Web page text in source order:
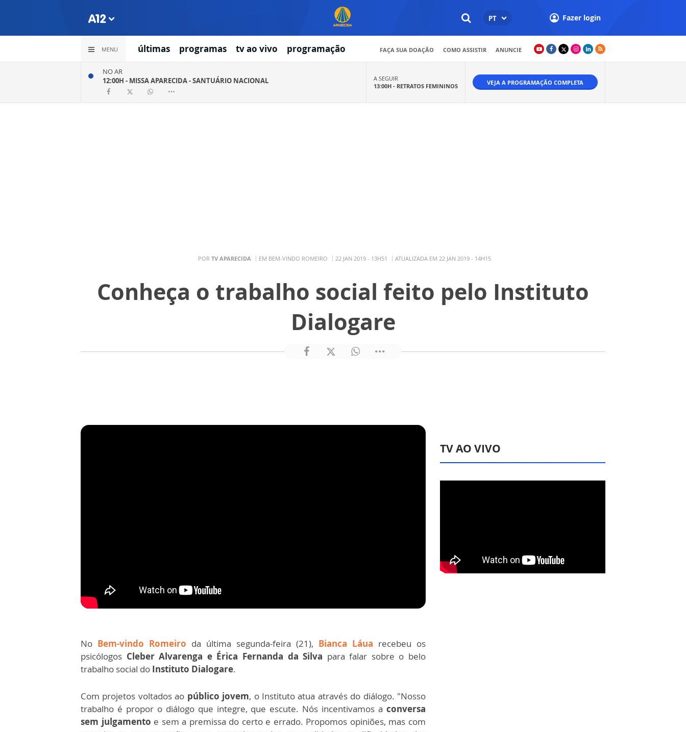
PT Fazer login
MENU últimas programas tv ao vivo programação FAÇA SUA DOAÇÃO COMO ASSISTIR ANUNCIE
NO AR
12:00H - MISSA APARECIDA - SANTUÁRIO NACIONAL
A SEGUIR
13:00H - RETRATOS FEMININOS VEJA A PROGRAMAÇÃO COMPLETA
POR TV APARECIDA EM BEM-VINDO ROMEIRO 22 JAN 2019 - 13H51 ATUALIZADA EM 22 JAN 2019 - 14H15
Conheça o trabalho social feito pelo Instituto
Dialogare
No Bem-vindo Romeiro da última segunda-feira (21), Bianca Láua recebeu os
psicólogos Cleber Alvarenga e Érica Fernanda da Silva para falar sobre o belo
trabalho social do Instituto Dialogare.
Com projetos voltados ao público jovem, o Instituto atua através do diálogo. "Nosso
trabalho é propor o diálogo que integre, que escute. Nós incentivamos a conversa
sem julgamento e sem a premissa do certo e errado. Propomos opiniões, mas com
TV AO VIVO